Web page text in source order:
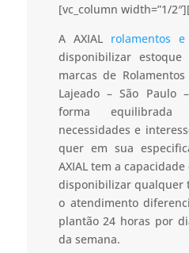
[vc_column width=”1/
A AXIAL rolamentos e
disponibilizar
marcas de
Lajeado – São Paulo
forma equilibrada
necessidades e
quer em sua
AXIAL tem a
disponibilizar qualquer
o atendimento
plantão 24 horas por
da semana.